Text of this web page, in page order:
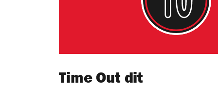
Time Out dit